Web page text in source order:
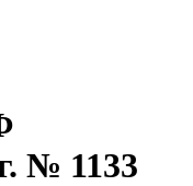
№ 1133